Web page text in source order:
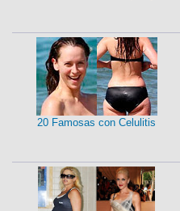
20 Famosas con Celulitis